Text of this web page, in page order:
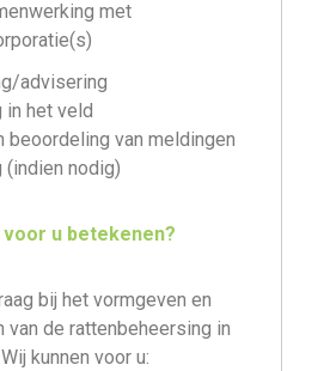
met
advisering
in het veld
beoordeling van meldingen
(indien nodig)
voor u betekenen?
bij het vormgeven en
van de rattenbeheersing in
kunnen voor u: